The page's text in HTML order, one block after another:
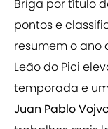
Briga por título
pontos e
resumem o ano
Leão do Pici
temporada e
Juan Pablo